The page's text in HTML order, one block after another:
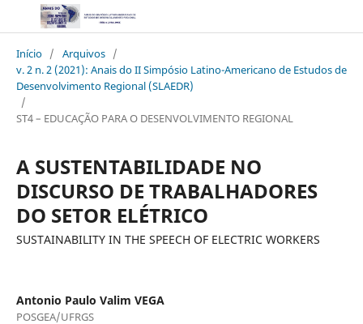
Início / Arquivos /
v. 2 n. 2 (2021): Anais do II Simpósio Latino-Americano de Estudos de
Desenvolvimento Regional (SLAEDR)
/
ST4 – EDUCAÇÃO PARA O DESENVOLVIMENTO REGIONAL
A SUSTENTABILIDADE NO
DISCURSO DE TRABALHADORES
DO SETOR ELÉTRICO
SUSTAINABILITY IN THE SPEECH OF ELECTRIC WORKERS
Antonio Paulo Valim VEGA
POSGEA/UFRGS